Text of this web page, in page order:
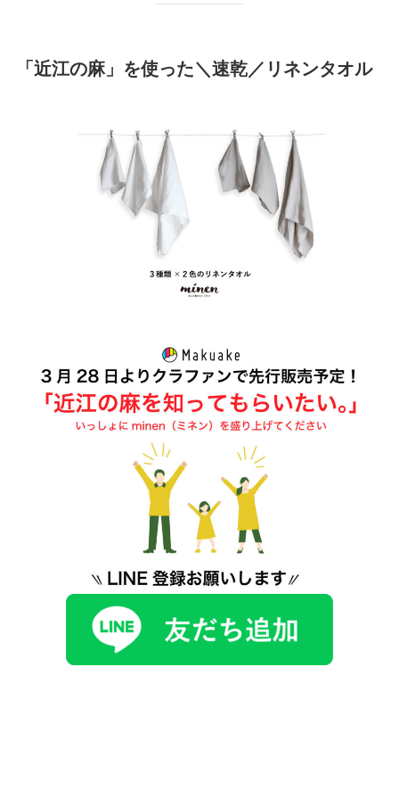
「近江の麻」を使った＼速乾／リネンタオル